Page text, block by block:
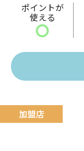
ポイントが
使える
〇